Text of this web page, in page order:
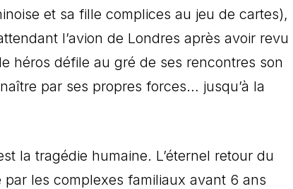
et sa fille complices au jeu de cartes),
l’avion de Londres après avoir revu
héros défile au gré de ses rencontres son
par ses propres forces… jusqu’à la
la tragédie humaine. L’éternel retour du
les complexes familiaux avant 6 ans